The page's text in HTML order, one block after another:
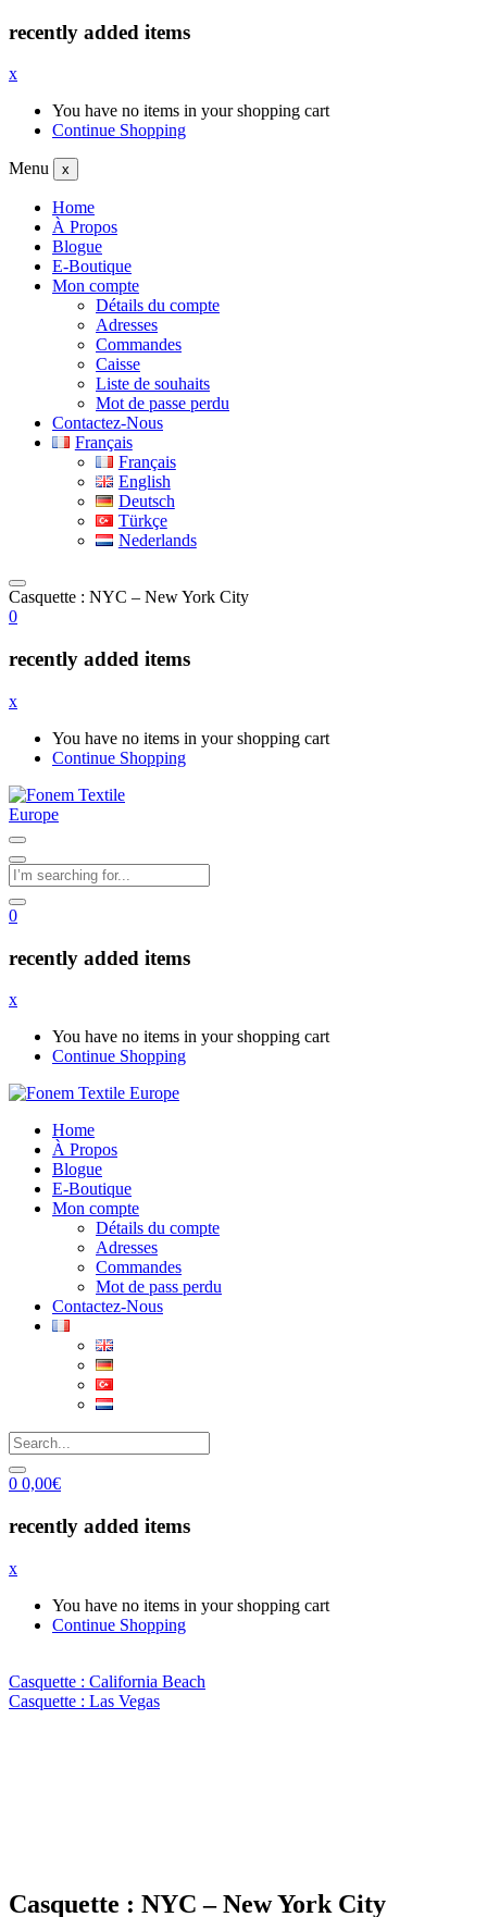
recently added items
x
You have no items in your shopping cart
Continue Shopping
Menu x
Home
À Propos
Blogue
E-Boutique
Mon compte
Détails du compte
Adresses
Commandes
Caisse
Liste de souhaits
Mot de passe perdu
Contactez-Nous
Français
Français
English
Deutsch
Türkçe
Nederlands
Casquette : NYC – New York City
0
recently added items
x
You have no items in your shopping cart
Continue Shopping
0
recently added items
x
You have no items in your shopping cart
Continue Shopping
Home
À Propos
Blogue
E-Boutique
Mon compte
Détails du compte
Adresses
Commandes
Mot de pass perdu
Contactez-Nous
0 0,00€
recently added items
x
You have no items in your shopping cart
Continue Shopping
Casquette : California Beach
Casquette : Las Vegas
Casquette : NYC – New York City